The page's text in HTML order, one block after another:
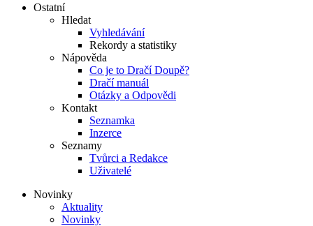
Ostatní
Hledat
Vyhledávání
Rekordy a statistiky
Nápověda
Co je to Dračí Doupě?
Dračí manuál
Otázky a Odpovědi
Kontakt
Seznamka
Inzerce
Seznamy
Tvůrci a Redakce
Uživatelé
Novinky
Aktuality
Novinky